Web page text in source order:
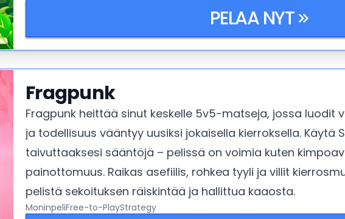
PELAA NYT
Fragpunk
Fragpunk heittää sinut keskelle 5v5-matseja, jossa luodit
ja todellisuus vääntyy uusiksi jokaisella kierroksella. Käytä
taivuttaaksesi sääntöjä – pelissä on voimia kuten
painottomuus. Raikas asefiilis, rohkea tyyli ja villit
pelistä sekoituksen räiskintää ja hallittua kaaosta.
MoninpeliFree-to-PlayStrategy